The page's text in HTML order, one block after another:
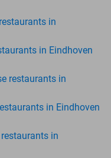
in
in Eindhoven
restaurants in
in Eindhoven
in